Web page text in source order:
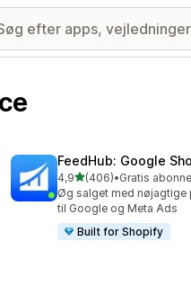
FeedHub: Google
4,9ud af 5 stjerner
(406)
406 anmeldelser i alt
•
Øg salget med nøjagtige
til Google og Meta Ads
Built for Shopify